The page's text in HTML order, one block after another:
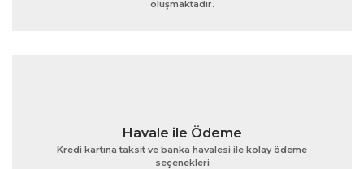
Gönder
oluşmaktadır.
Havale ile Ödeme
Kredi kartına taksit ve banka havalesi ile kolay ödeme
seçenekleri